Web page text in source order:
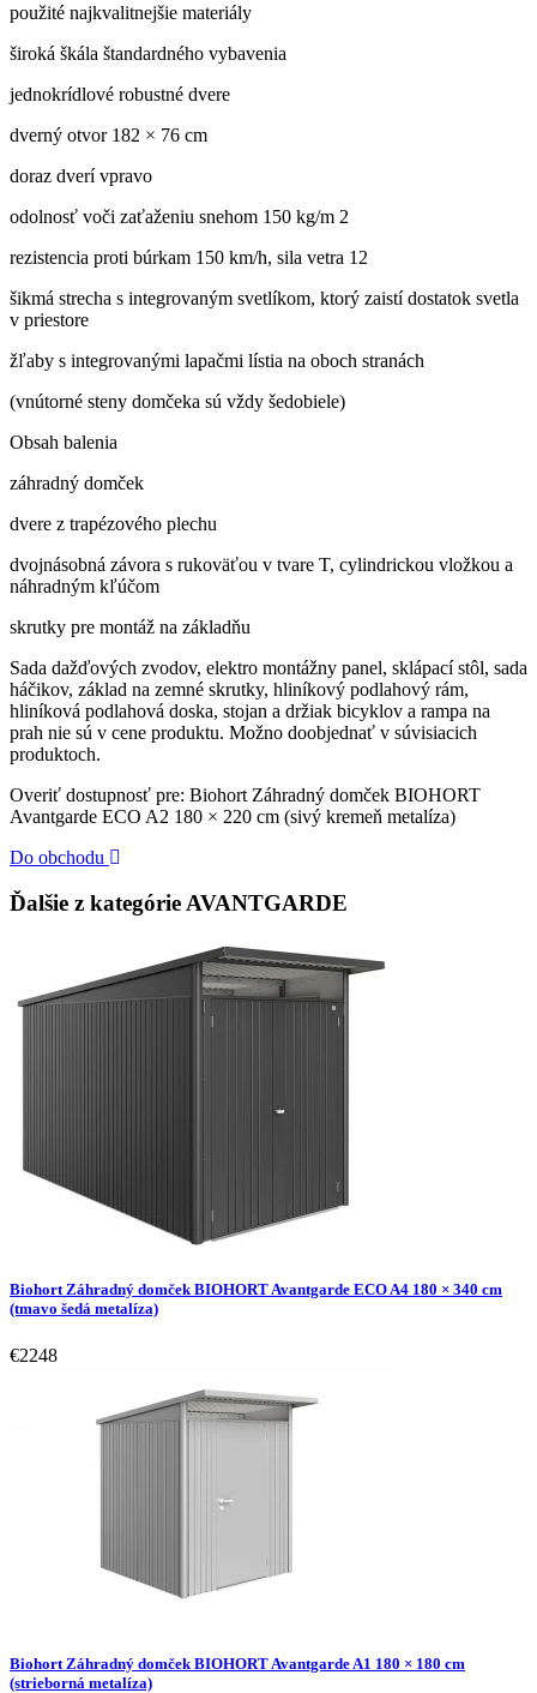
použité najkvalitnejšie materiály
široká škála štandardného vybavenia
jednokrídlové robustné dvere
dverný otvor 182 × 76 cm
doraz dverí vpravo
odolnosť voči zaťaženiu snehom 150 kg/m 2
rezistencia proti búrkam 150 km/h, sila vetra 12
šikmá strecha s integrovaným svetlíkom, ktorý zaistí dostatok svetla
v priestore
žľaby s integrovanými lapačmi lístia na oboch stranách
(vnútorné steny domčeka sú vždy šedobiele)
Obsah balenia
záhradný domček
dvere z trapézového plechu
dvojnásobná závora s rukoväťou v tvare T, cylindrickou vložkou a
náhradným kľúčom
skrutky pre montáž na základňu
Sada dažďových zvodov, elektro montážny panel, sklápací stôl, sada
háčikov, základ na zemné skrutky, hliníkový podlahový rám,
hliníková podlahová doska, stojan a držiak bicyklov a rampa na
prah nie sú v cene produktu. Možno doobjednať v súvisiacich
produktoch.
Overiť dostupnosť pre: Biohort Záhradný domček BIOHORT
Avantgarde ECO A2 180 × 220 cm (sivý kremeň metalíza)
Do obchodu
Ďalšie z kategórie AVANTGARDE
Biohort Záhradný domček BIOHORT Avantgarde ECO A4 180 × 340 cm
(tmavo šedá metalíza)
€2248
Biohort Záhradný domček BIOHORT Avantgarde A1 180 × 180 cm
(strieborná metalíza)